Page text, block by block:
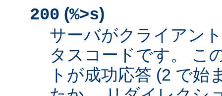
200 (%>s)
サーバがクライアン
タスコードです。 こ
トが成功応答 (2 で始